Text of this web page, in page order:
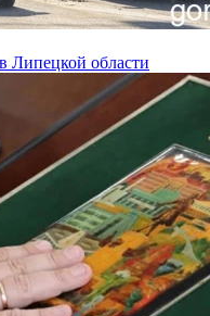
Липецкой области